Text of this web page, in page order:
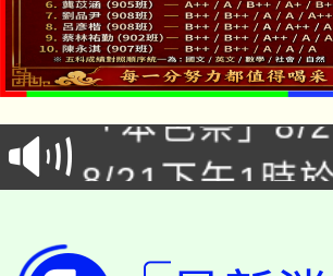
公告本校115
代理(課)教師
告(尚有缺額)
「本色祭」8/
場熱烈登場!
8/21下午1時